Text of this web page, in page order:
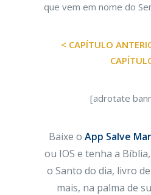
que vem em nome do
< CAPÍTULO
[adrotate
Baixe o App Salve
ou IOS e tenha a
o Santo do dia, livro
mais, na palma de